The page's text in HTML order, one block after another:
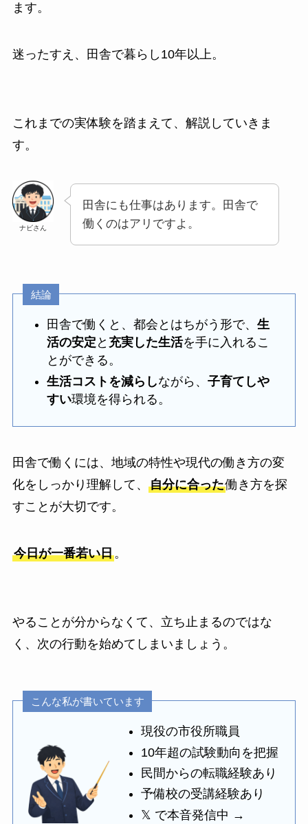
ます。
迷ったすえ、田舎で暮らし10年以上。
これまでの実体験を踏まえて、解説していきま
す。
ナビさん
田舎にも仕事はあります。田舎で
働くのはアリですよ。
結論
田舎で働くと、都会とはちがう形で、生
活の安定 と 充実した生活を手に入れるこ
とができる。
生活コストを減らしながら、子育てしや
すい環境を得られる。
田舎で働くには、地域の特性や現代の働き方の変
化をしっかり理解して、 自分に合った働き方を探
すことが大切です。
今日が一番若い日。
やることが分からなくて、立ち止まるのではな
く、次の行動を始めてしまいましょう。
こんな私が書いています
現役の市役所職員
10年超の試験動向を把握
民間からの転職経験あり
予備校の受講経験あり
𝕏 で本音発信中 →